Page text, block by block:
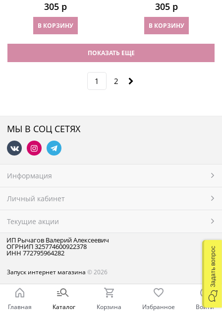
305 р
В КОРЗИНУ
305 р
В КОРЗИНУ
ПОКАЗАТЬ ЕЩЕ
1 2
МЫ В СОЦ СЕТЯХ
Информация
Личный кабинет
Текущие акции
ИП Рычагов Валерий Алексеевич
ОГРНИП 325774600922378
ИНН 772795964282
Запуск интернет магазина © 2026
Главная Каталог Корзина Избранное Войти
Задать вопрос